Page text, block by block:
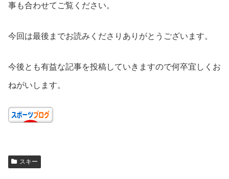
事も合わせてご覧ください。
今回は最後までお読みくださりありがとうございます。
今後とも有益な記事を投稿していきますので何卒宜しくお
ねがいします。
スキー